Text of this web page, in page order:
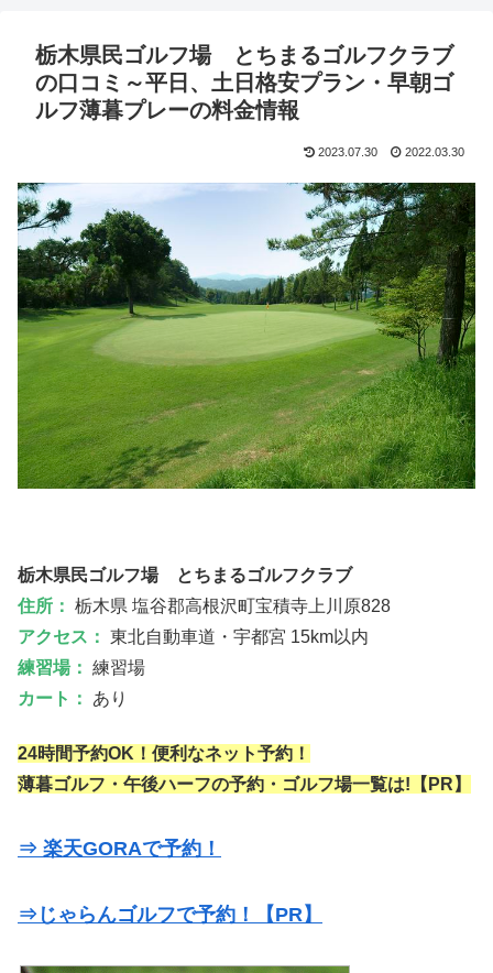
栃木県民ゴルフ場 とちまるゴルフクラブ
の口コミ～平日、土日格安プラン・早朝ゴ
ルフ薄暮プレーの料金情報
2023.07.30 2022.03.30
栃木県民ゴルフ場 とちまるゴルフクラブ
住所： 栃木県 塩谷郡高根沢町宝積寺上川原828
アクセス： 東北自動車道・宇都宮 15km以内
練習場： 練習場
カート：
あり
24時間予約OK！便利なネット予約！
薄暮ゴルフ・午後ハーフの予約・ゴルフ場一覧は!【PR】
⇒ 楽天GORAで予約！
⇒じゃらんゴルフで予約！【PR】